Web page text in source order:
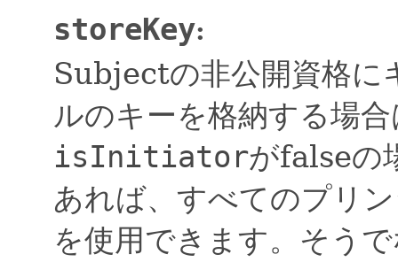
storeKey:
Subjectの非公開資格に
ルのキーを格納する場
isInitiatorがfalseの
あれば、すべてのプリ
を使用できます。そう